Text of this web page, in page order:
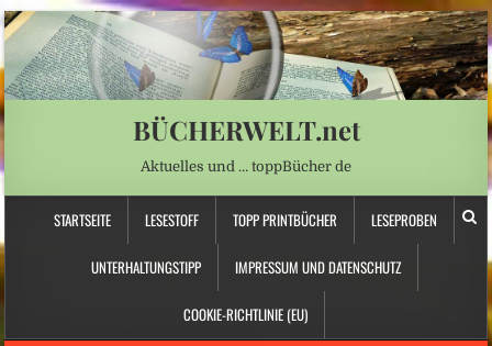
BÜCHERWELT.net
Aktuelles und … toppBücher de
STARTSEITE LESESTOFF TOPP PRINTBÜCHER LESEPROBEN
UNTERHALTUNGSTIPP IMPRESSUM UND DATENSCHUTZ
COOKIE-RICHTLINIE (EU)